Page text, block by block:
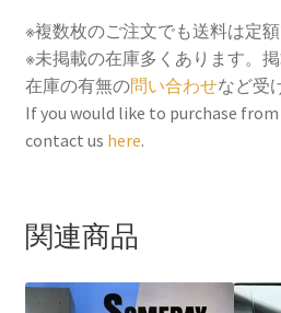
c
e
b
o
o
i
t
t
e
r
a
i
l
n
t
e
r
n
e
※複数枚のご注文でも送料は定額
※未掲載の在庫多くあります。掲
在庫の有無の問い合わせなど受
If you would like to purchase from
contact us here.
関連商品